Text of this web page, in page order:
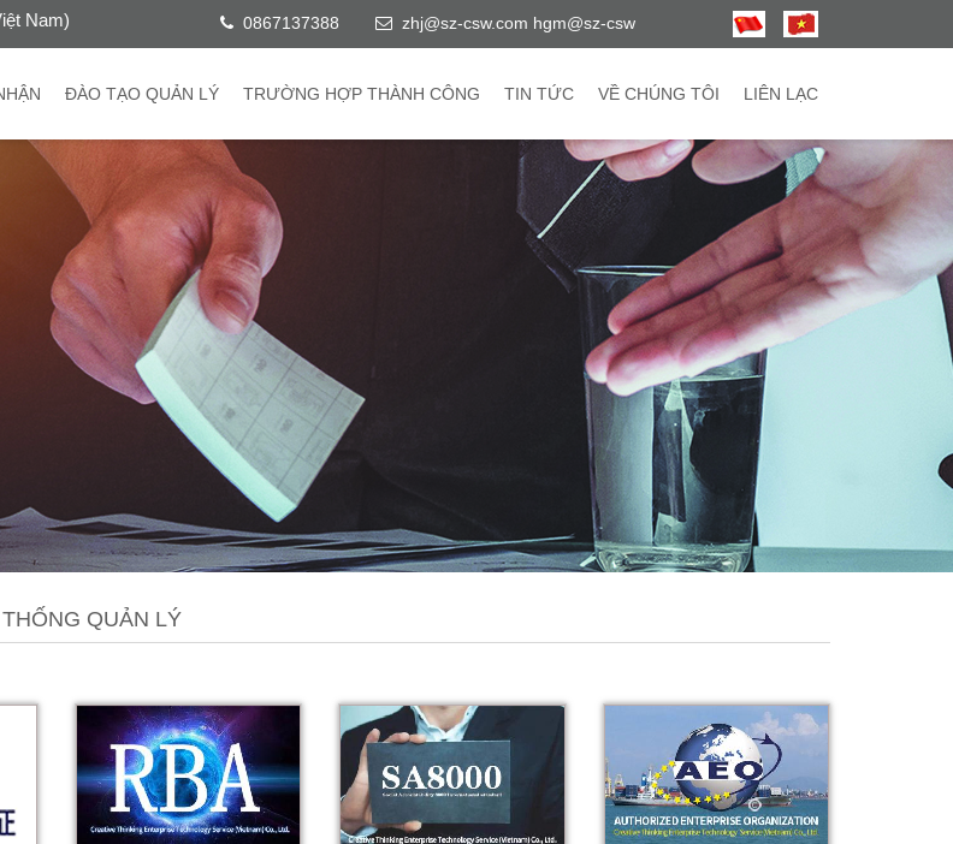
Nam) 0867137388 zhj@sz-csw.com hgm@sz-csw
ĐÀO TẠO QUẢN LÝ TRƯỜNG HỢP THÀNH CÔNG TIN TỨC VỀ CHÚNG TÔI LIÊN LẠC
QUẢN LÝ